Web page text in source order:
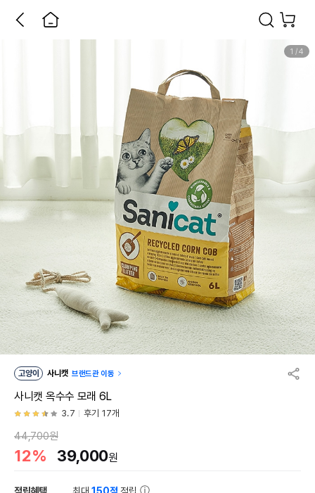
1 /4
고양이 사니캣 브랜드관 이동
사니캣 옥수수 모래 6L
3.7 후기 17개
44,700원
12% 39,000원